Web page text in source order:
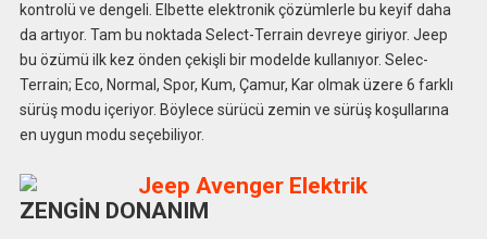
kontrolü ve dengeli. Elbette elektronik çözümlerle bu keyif daha
da artıyor. Tam bu noktada Select-Terrain devreye giriyor. Jeep
bu özümü ilk kez önden çekişli bir modelde kullanıyor. Selec-
Terrain; Eco, Normal, Spor, Kum, Çamur, Kar olmak üzere 6 farklı
sürüş modu içeriyor. Böylece sürücü zemin ve sürüş koşullarına
en uygun modu seçebiliyor.
ZENGİN DONANIM